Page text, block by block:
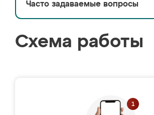
Часто задаваемые вопросы
Схема работы